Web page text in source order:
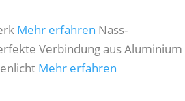
Mehr erfahren Nass-
Verbindung aus Aluminium
Mehr erfahren